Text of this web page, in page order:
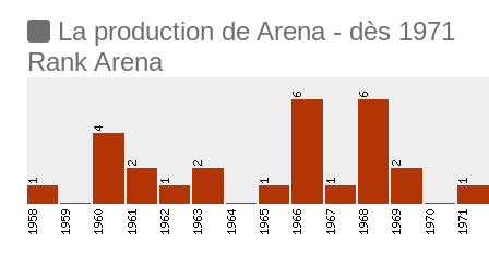
La production de Arena - dès 1971
Rank Arena